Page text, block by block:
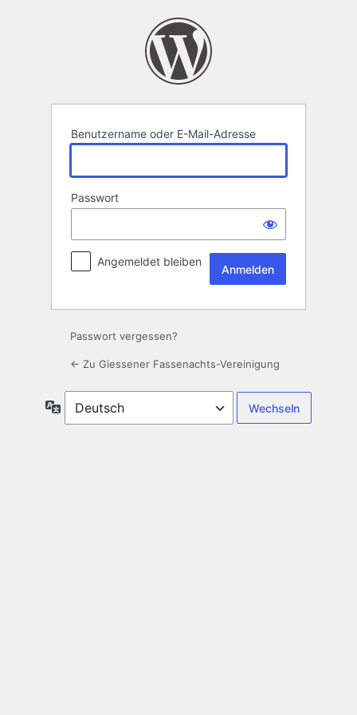
Benutzername oder E-Mail-Adresse
Passwort
Angemeldet bleiben
Passwort vergessen?
← Zu Giessener Fassenachts-Vereinigung
Sprache